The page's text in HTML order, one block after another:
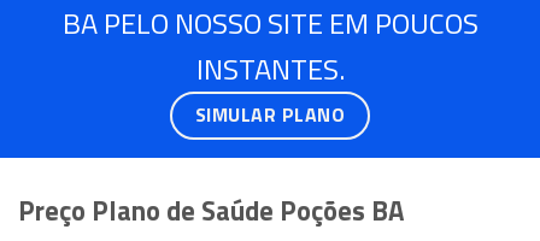
BA PELO NOSSO SITE EM POUCOS
INSTANTES.
SIMULAR PLANO
Preço Plano de Saúde Poções BA